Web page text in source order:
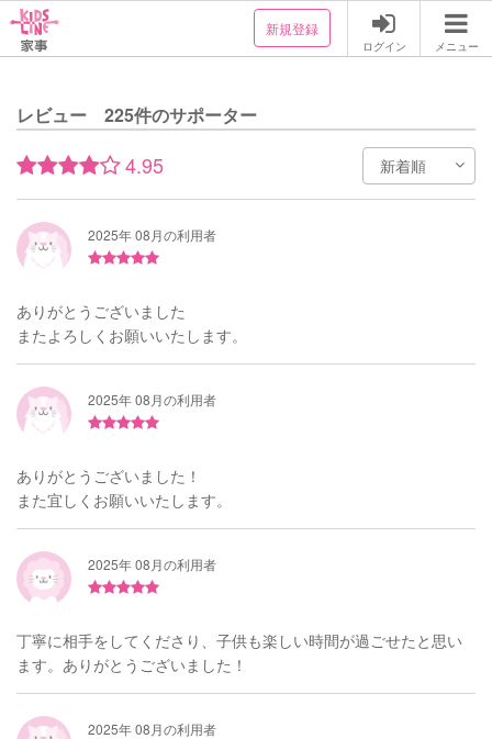
新規登録
ログイン メニュー
レビュー 225件のサポーター
4.95
2025年 08月の利用者
ありがとうございました
またよろしくお願いいたします。
2025年 08月の利用者
ありがとうございました！
また宜しくお願いいたします。
2025年 08月の利用者
丁寧に相手をしてくださり、子供も楽しい時間が過ごせたと思い
ます。ありがとうございました！
2025年 08月の利用者